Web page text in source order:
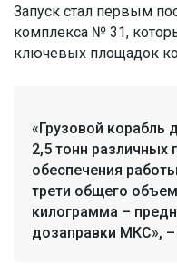
Запуск стал первым
комплекса № 31,
ключевых площадок
«Грузовой корабль
2,5 тонн различных
обеспечения
трети общего
килограмма –
дозаправки МКС»,